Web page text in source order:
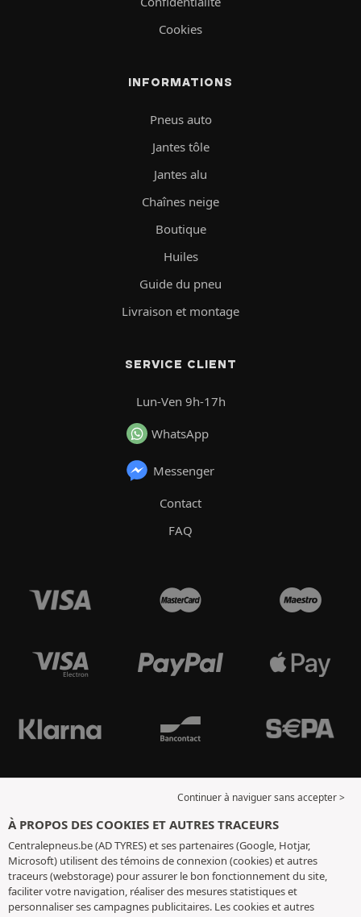
Cookies
INFORMATIONS
Pneus auto
Jantes tôle
Jantes alu
Chaînes neige
Boutique
Huiles
Guide du pneu
Livraison et montage
SERVICE CLIENT
Lun-Ven 9h-17h
WhatsApp
Messenger
Contact
FAQ
Continuer à naviguer sans accepter >
À PROPOS DES COOKIES ET AUTRES TRACEURS
Centralepneus.be (AD TYRES) et ses partenaires (Google, Hotjar,
Microsoft) utilisent des témoins de connexion (cookies) et autres
traceurs (webstorage) pour assurer le bon fonctionnement du site,
faciliter votre navigation, réaliser des mesures statistiques et
personnaliser ses campagnes publicitaires. Les cookies et autres